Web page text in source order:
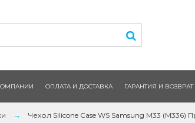
ОПЛАТА И ДОСТАВКА ГАРАНТИЯ И ВОЗВРАТ
Чехол Silicone Case WS Samsung M33 (M336)